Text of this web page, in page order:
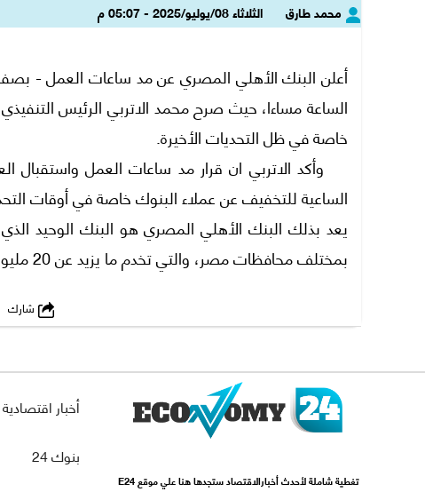
محمد طارق الثلاثاء 08/يوليو/2025 - 05:07 م
أعلن البنك الأهلي المصري عن مد ساعات العمل - بصفة
الساعة مساءا، حيث صرح محمد الاتربي الرئيس
خاصة في ظل التحديات الأخيرة.
وأكد الاتربي ان قرار مد ساعات العمل واستقبال
الساعية للتخفيف عن عملاء البنوك خاصة في أوقات
بمختلف محافظات مصر، والتي تخدم ما يزيد عن 20 مليون عميل.
تغطية شاملة لأحدث أخبارالاقتصاد ستجدها هنا علي موقع E24
أخبار اقتصادية
بنوك 24